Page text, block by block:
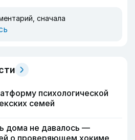
сначала
психологической
семей
дома не давалось —
о проверяющем хокиме